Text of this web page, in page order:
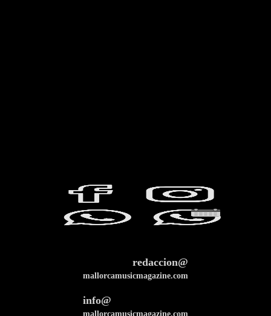
redaccion@
mallorcamusicmagazine.com
info@
mallorcamusicmagazine.com